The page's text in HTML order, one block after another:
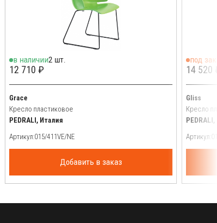
в наличии2 шт.
12 710 ₽
Grace
Кресло пластиковое
PEDRALI, Италия
Артикул:
Добавить в заказ
под
14 520
Gliss
Кресло
Артикул: